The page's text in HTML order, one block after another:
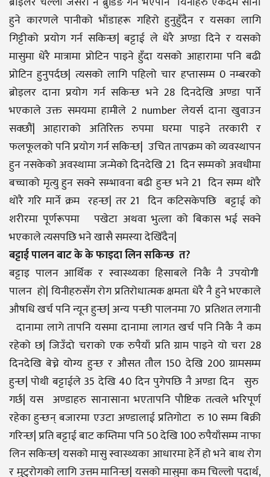
हुने कारणले पानीको भाँडाहरू गहिरो हुनुहुँदैन र यसका लागि
गिट्टीको प्रयोग गर्न सकिन्छ| बट्टाई ले धेरै अण्डा दिने र यसको
मासुमा धेरै मात्रामा प्रोटिन पाइने हुँदा यसको आहारामा पनि बढी
प्रोटिन हुनुपर्दछ| त्यसको लागि पहिलो चार हप्तासम्म 0 नम्बरको
ब्रोइलर दाना प्रयोग गर्न सकिन्छ भने 28 दिनदेखि अण्डा पार्ने
भएकाले उक्त समयमा हामीले 2 number लेयर्स दाना खुवाउन
सक्छौं| आहाराको अतिरिक्त रुपमा घरमा पाइने तरकारी र
फलफूलको पनि प्रयोग गर्न सकिन्छ| उचित तापक्रम को व्यवस्थापन
हुन नसकेको अवस्थामा जन्मेको दिनदेखि 21 दिन सम्मको अवधीमा
बच्चाको मृत्यु हुन सक्ने सम्भावना बढी हुन्छ भने 21 दिन सम्म थोरै
थोरै गरि मार्ने क्रम रहन्छ| तर 21 दिन कटिसकेपछि बट्टाई को
शरीरमा पूर्णरूपमा पखेटा अथवा भुत्ला को बिकास भई सक्ने
भएकाले त्यसपछि भने खासै समस्या देखिँदैन|
बट्टाई पालन बाट के के फाइदा लिन सकिन्छ त?
बट्टाइ पालन आर्थिक र स्वास्थ्यका हिसाबले निकै नै उपयोगी
पालन हो| यिनीहरुसँग रोग प्रतिरोधात्मक क्षमता धेरै नै हुने भएकाले
औषधि खर्च पनि न्यून हुन्छ| अन्य पन्छी पालनमा 70 प्रतिशत लगानी
दानामा लागे तापनि यसमा दानामा लागत खर्च पनि निकै नै कम
रहेको छ| जिउँदो चराको एक रुपैयाँ प्रति ग्राम पाइने यो चरा 28
दिनदेखि बेच्ने योग्य हुन्छ र औसत तौल 150 देखि 200 ग्रामसम्म
हुन्छ| पोथी बट्टाईले 35 देखि 40 दिन पुगेपछि नै अण्डा दिन सुरु
गर्छ| यस अण्डाहरु सानासाना भएतापनि पौष्टिक तत्वले भरिपूर्ण
रहेका हुन्छन् बजारमा एउटा अण्डालाई प्रतिगोटा रु 10 सम्म बिक्री
गरिन्छ| प्रति बट्टाई बाट कम्तिमा पनि 50 देखि 100 रुपैयाँसम्म नाफा
लिन सकिन्छ| यसको मासु स्वास्थ्यका आधारमा हेर्ने हो भने बाथ रोग
र मुटुरोगको लागि उत्तम मानिन्छ| यसको मासुमा कम चिल्लो पदार्थ,